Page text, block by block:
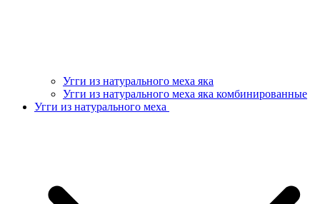
Угги из натурального меха яка
Угги из натурального меха яка комбинированные
Угги из натурального меха